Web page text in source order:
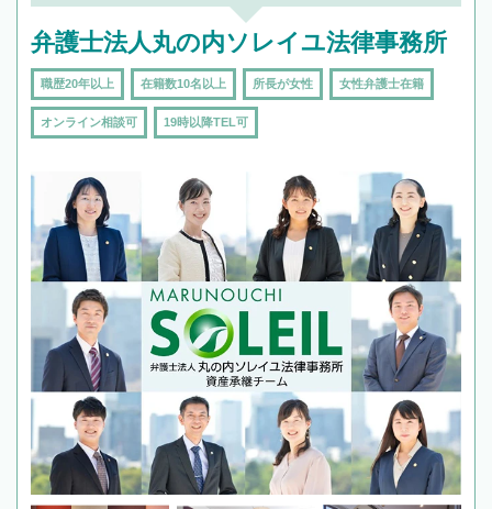
弁護士法人丸の内ソレイユ法律事務所
職歴20年以上 在籍数10名以上 所長が女性 女性弁護士在籍
オンライン相談可 19時以降TEL可